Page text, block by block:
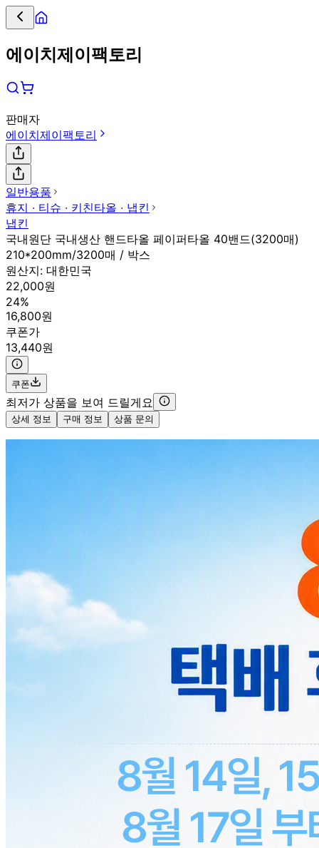
에이치제이팩토리
판매자
에이치제이팩토리
일반용품
휴지 ∙ 티슈 ∙ 키친타올 ∙ 냅킨
냅킨
국내원단 국내생산 핸드타올 페이퍼타올 40밴드(3200매)
210*200mm/3200매 / 박스
원산지: 대한민국
22,000원
24%
16,800원
쿠폰가
13,440원
쿠폰
최저가 상품을 보여 드릴게요
상세 정보 구매 정보 상품 문의